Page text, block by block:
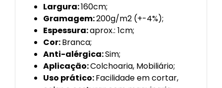
Largura:160cm;
Gramagem:200g/m2 (+-4%);
Espessura:aprox.: 1cm;
Cor:Branca;
Anti-alérgica:Sim;
Aplicação:Colchoaria, Mobiliário;
Uso prático:Facilidade em cortar,